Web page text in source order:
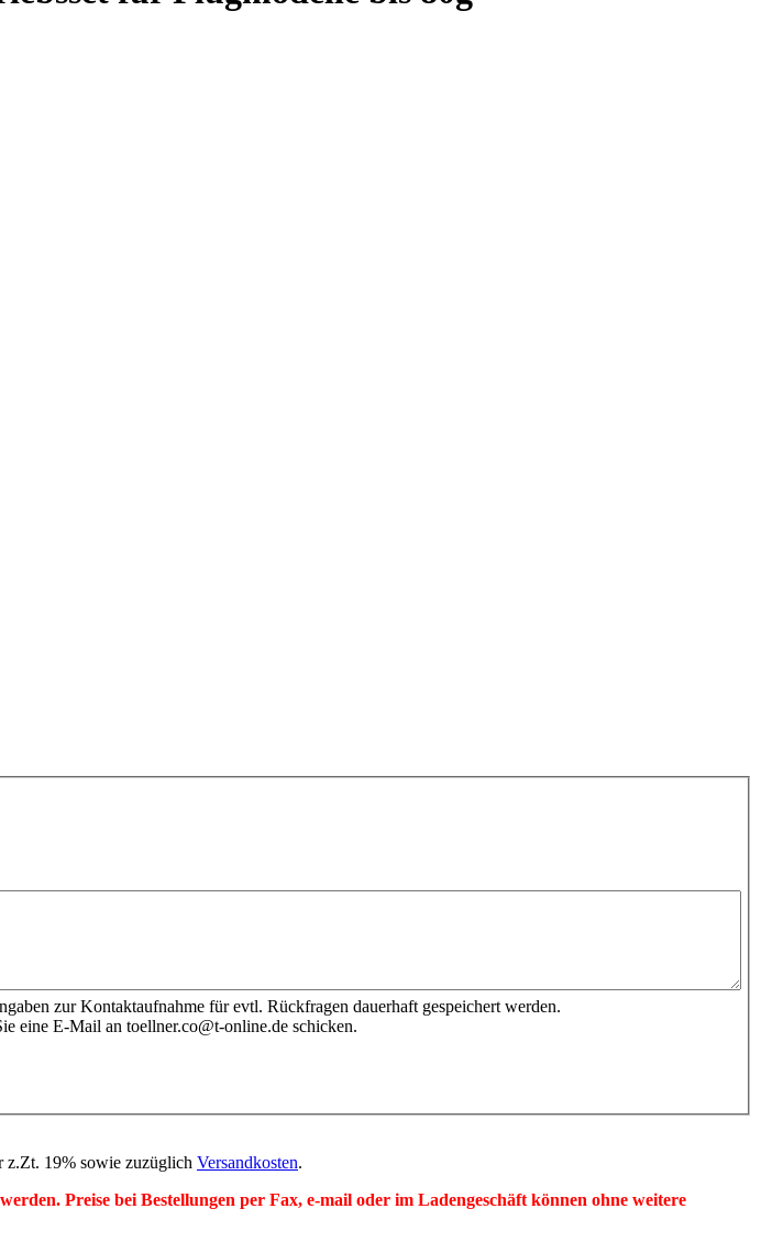
zur Kontaktaufnahme für evtl. Rückfragen dauerhaft gespeichert werden.
eine E-Mail an toellner.co@t-online.de schicken.
z.Zt. 19% sowie zuzüglich Versandkosten.
Preise bei Bestellungen per Fax, e-mail oder im Ladengeschäft können ohne weitere